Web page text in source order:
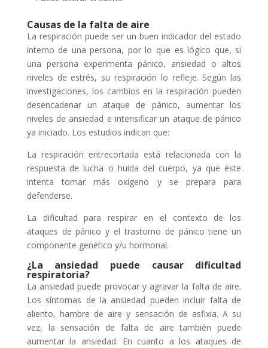
Causas de la falta de aire
La respiración puede ser un buen indicador del estado
interno de una persona, por lo que es lógico que, si
una persona experimenta pánico, ansiedad o altos
niveles de estrés, su respiración lo refleje. Según las
investigaciones, los cambios en la respiración pueden
desencadenar un ataque de pánico, aumentar los
niveles de ansiedad e intensificar un ataque de pánico
ya iniciado. Los estudios indican que:
La respiración entrecortada está relacionada con la
respuesta de lucha o huida del cuerpo, ya que éste
intenta tomar más oxígeno y se prepara para
defenderse.
La dificultad para respirar en el contexto de los
ataques de pánico y el trastorno de pánico tiene un
componente genético y/u hormonal.
¿La ansiedad puede causar dificultad
respiratoria?
La ansiedad puede provocar y agravar la falta de aire.
Los síntomas de la ansiedad pueden incluir falta de
aliento, hambre de aire y sensación de asfixia. A su
vez, la sensación de falta de aire también puede
aumentar la ansiedad. En cuanto a los ataques de